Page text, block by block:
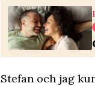
Stefan och jag